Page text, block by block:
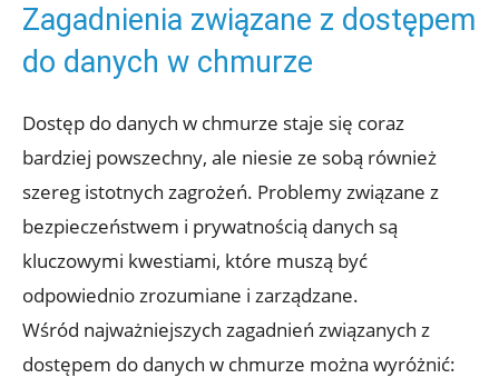
Zagadnienia związane ‌z dostępem
do danych w chmurze
Dostęp do danych w chmurze⁢ staje się coraz
bardziej powszechny, ale niesie ze sobą również
szereg istotnych zagrożeń. Problemy związane z
‍bezpieczeństwem ​i ‍prywatnością danych‍ są
kluczowymi kwestiami, które muszą być
odpowiednio zrozumiane i zarządzane.
Wśród najważniejszych zagadnień związanych z
dostępem ⁤do danych w chmurze można wyróżnić: